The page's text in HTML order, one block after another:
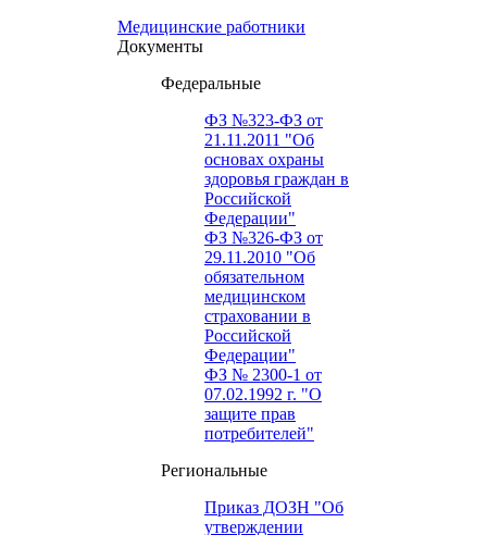
Медицинские работники
Документы
Федеральные
ФЗ №323-ФЗ от
21.11.2011 "Об
основах охраны
здоровья граждан в
Российской
Федерации"
ФЗ №326-ФЗ от
29.11.2010 "Об
обязательном
медицинском
страховании в
Российской
Федерации"
ФЗ № 2300-1 от
07.02.1992 г. "О
защите прав
потребителей"
Региональные
Приказ ДОЗН "Об
утверждении